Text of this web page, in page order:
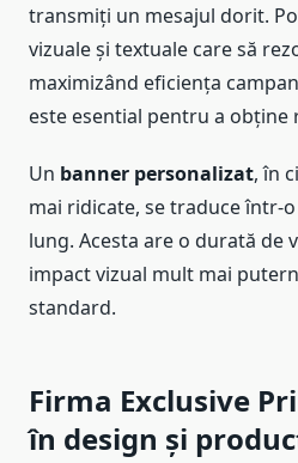
transmiți un mesajul dorit.
vizuale și textuale care să
maximizând eficiența
este esential pentru a obține
Un banner personalizat, în
mai ridicate, se traduce într-
lung. Acesta are o durată de
impact vizual mult mai
standard.
Firma Exclusive
în design și